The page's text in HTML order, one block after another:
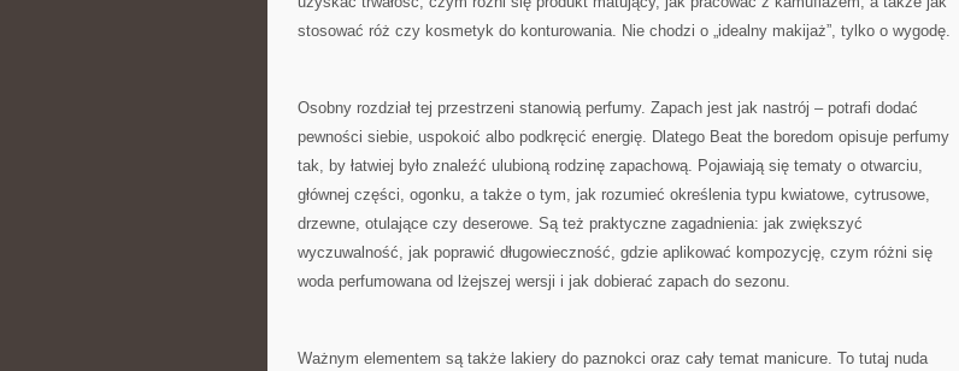
stosować róż czy kosmetyk do konturowania. Nie chodzi o „idealny makijaż”, tylko o wygodę.
Osobny rozdział tej przestrzeni stanowią perfumy. Zapach jest jak nastrój – potrafi dodać
pewności siebie, uspokoić albo podkręcić energię. Dlatego Beat the boredom opisuje perfumy
tak, by łatwiej było znaleźć ulubioną rodzinę zapachową. Pojawiają się tematy o otwarciu,
głównej części, ogonku, a także o tym, jak rozumieć określenia typu kwiatowe, cytrusowe,
drzewne, otulające czy deserowe. Są też praktyczne zagadnienia: jak zwiększyć
wyczuwalność, jak poprawić długowieczność, gdzie aplikować kompozycję, czym różni się
woda perfumowana od lżejszej wersji i jak dobierać zapach do sezonu.
Ważnym elementem są także lakiery do paznokci oraz cały temat manicure. To tutaj nuda